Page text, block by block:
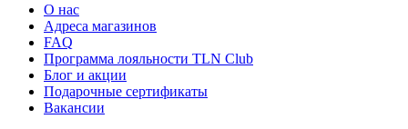
О нас
Адреса магазинов
FAQ
Программа лояльности TLN Club
Блог и акции
Подарочные сертификаты
Вакансии